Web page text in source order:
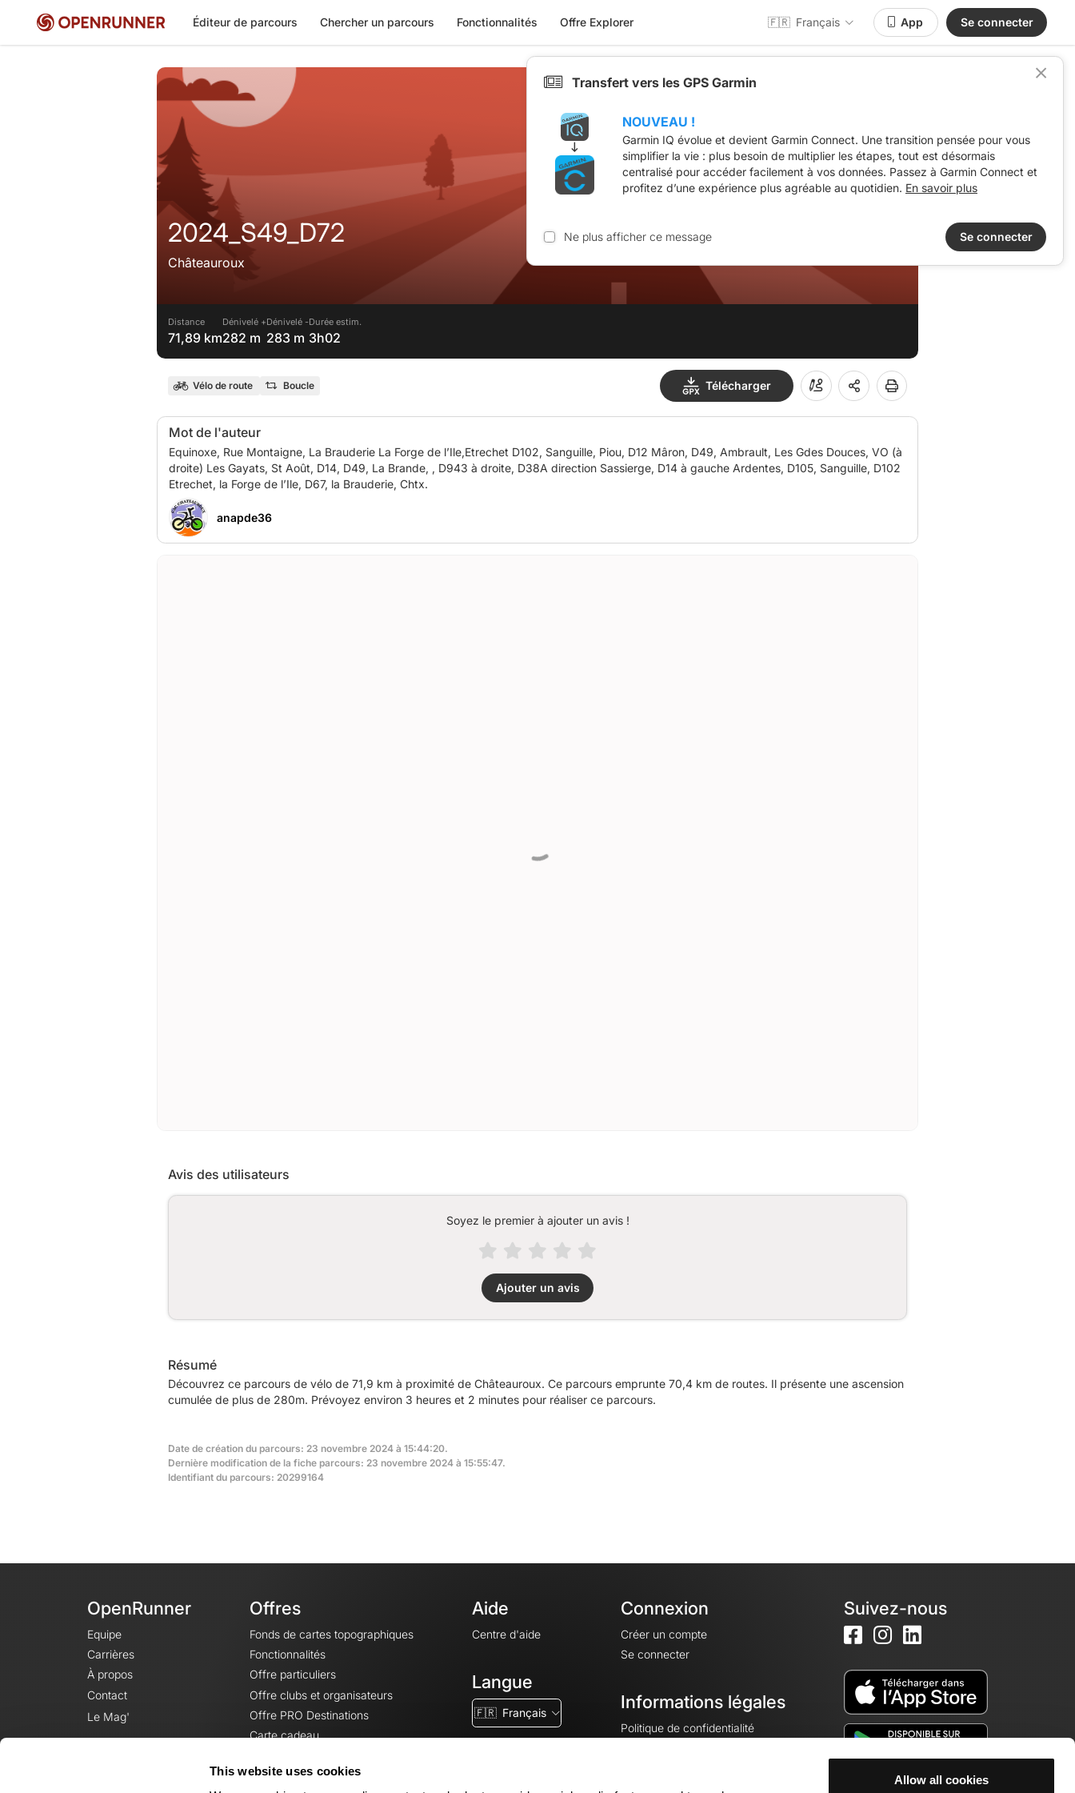
This website uses cookies
Allow all cookies
Éditeur de parcours Chercher un parcours Fonctionnalités Offre Explorer 🇫🇷 Français App Se connecter
2024_S49_D72
Châteauroux
Distance
71,89 km
Dénivelé +
282 m
Dénivelé -
283 m
Durée estim.
3h02
Vélo de route Boucle Télécharger
Mot de l'auteur
Equinoxe, Rue Montaigne, La Brauderie La Forge de l’Ile,Etrechet D102, Sanguille, Piou, D12 Mâron, D49, Ambrault, Les Gdes Douces, VO (à
droite) Les Gayats, St Août, D14, D49, La Brande, , D943 à droite, D38A direction Sassierge, D14 à gauche Ardentes, D105, Sanguille, D102
anapde36
Avis des utilisateurs
Soyez le premier à ajouter un avis !
Ajouter un avis
Résumé
Découvrez ce parcours de vélo de 71,9 km à proximité de Châteauroux. Ce parcours emprunte 70,4 km de routes. Il présente une ascension
cumulée de plus de 280m. Prévoyez environ 3 heures et 2 minutes pour réaliser ce parcours.
Date de création du parcours: 23 novembre 2024 à 15:44:20.
Dernière modification de la fiche parcours: 23 novembre 2024 à 15:55:47.
Identifiant du parcours: 20299164
OpenRunner
Equipe
Carrières
À propos
Contact
Le Mag'
Offres
Fonds de cartes topographiques
Fonctionnalités
Offre particuliers
Offre clubs et organisateurs
Offre PRO Destinations
Carte cadeau
Aide
Centre d'aide
Langue
🇫🇷 Français
Connexion
Créer un compte
Se connecter
Informations légales
Politique de confidentialité
Mentions légales
Suivez-nous
Transfert vers les GPS Garmin
NOUVEAU !
Garmin IQ évolue et devient Garmin Connect. Une transition pensée pour vous
simplifier la vie : plus besoin de multiplier les étapes, tout est désormais
centralisé pour accéder facilement à vos données. Passez à Garmin Connect et
profitez d’une expérience plus agréable au quotidien. En savoir plus
Ne plus afficher ce message Se connecter